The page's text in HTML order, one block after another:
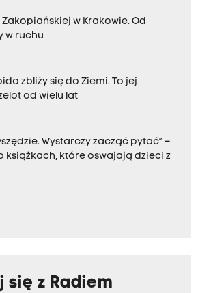
w Krakowie. Od
w ruchu
zbliży się do Ziemi. To jej
od wielu lat
Wystarczy zacząć pytać” –
książkach, które oswajają dzieci z
się z Radiem